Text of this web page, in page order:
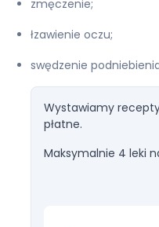
zmęczenie;
łzawienie oczu;
swędzenie
Wystawiamy
płatne.
Maksymalnie 4 leki